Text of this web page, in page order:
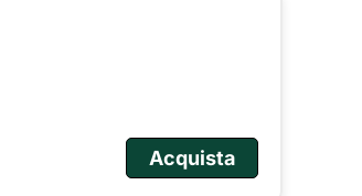
Acquista